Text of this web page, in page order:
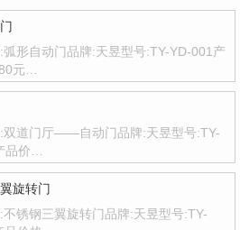
弧形自动门品牌:天昱型号:TY-YD-001产
元…
双道门厅——自动门品牌:天昱型号:TY-
品价…
旋转门
锈钢三翼旋转门品牌:天昱型号:TY-